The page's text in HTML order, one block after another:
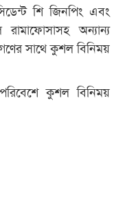
শি জিনপিং এবং
রামাফোসাসহ অন্যান্য
সাথে কুশল বিনিময়
কুশল বিনিময়